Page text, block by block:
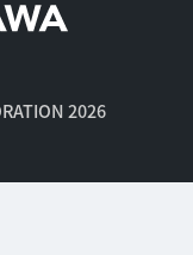
2026